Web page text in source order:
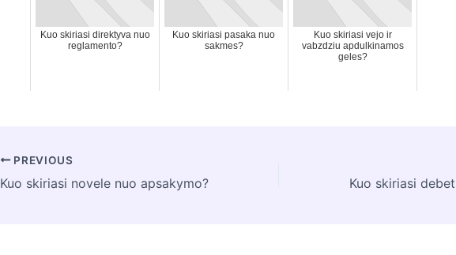
Kuo skiriasi direktyva nuo
reglamento?
Kuo skiriasi pasaka nuo
sakmes?
Kuo skiriasi vejo ir
vabzdziu apdulkinamos
geles?
Post
navigation
PREVIOUS
Kuo skiriasi novele nuo apsakymo?